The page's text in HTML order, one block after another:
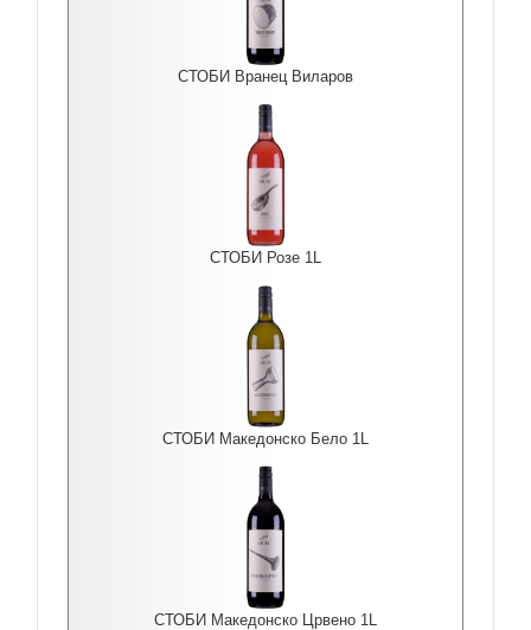
СТОБИ Вранец Виларов
СТОБИ Розе 1L
СТОБИ Македонско Бело 1L
СТОБИ Македонско Црвено 1L